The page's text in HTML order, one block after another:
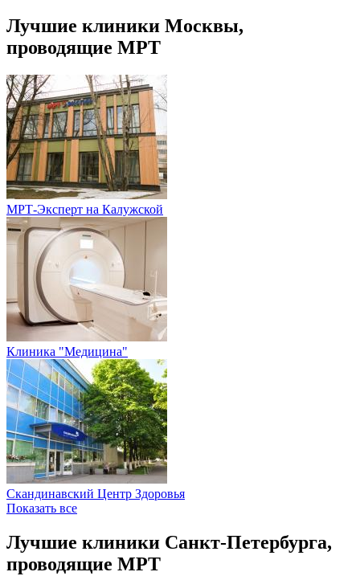
Лучшие клиники Москвы,
проводящие МРТ
МРТ-Эксперт на Калужской
Клиника "Медицина"
Скандинавский Центр Здоровья
Показать все
Лучшие клиники Санкт-Петербурга,
проводящие МРТ